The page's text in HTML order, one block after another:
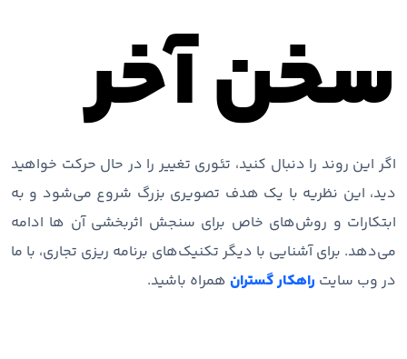
سخن آخر
اگر این روند را دنبال کنید، تئوری تغییر را در حال حرکت خواهید
دید، این نظریه با یک هدف تصویری بزرگ شروع می‌شود و به
ابتکارات و روش‌های خاص برای سنجش اثربخشی آن ها ادامه
می‌دهد. برای آشنایی با دیگر تکنیک‌های برنامه ریزی تجاری، با ما
در وب سایت راهکار گستران همراه باشید.